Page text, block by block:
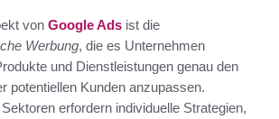
von Google Ads ist die
Werbung, die es Unternehmen
und Dienstleistungen genau den
potentiellen Kunden anzupassen.
erfordern individuelle Strategien,